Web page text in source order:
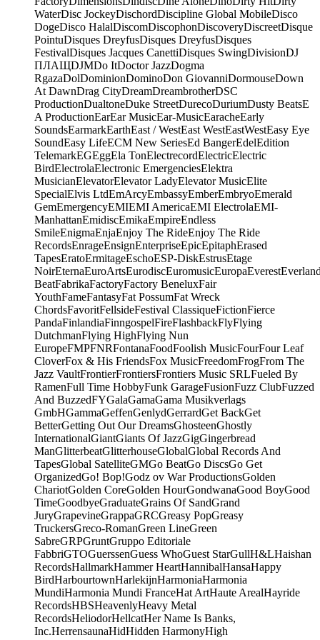
WaterDisc JockeyDischordDiscipline Global MobileDisco
DogeDisco HalalDiscomDiscophonDiscoveryDiscreetDisque
PointuDisques DreyfusDisques DreyfusDisques
FestivalDisques Jacques CanettiDisques SwingDivisionDJ
ПЛАЩDJMDo ItDoctor JazzDogma
RgazaDolDominionDominoDon GiovanniDormouseDown
At DawnDrag CityDreamDreambrotherDSC
ProductionDualtoneDuke StreetDurecoDuriumDusty BeatsE
A ProductionEarEar MusicEar-MusicEaracheEarly
SoundsEarmarkEarthEast / WestEast WestEastWestEasy Eye
SoundEasy LifeECM New SeriesEd BangerEdelEdition
TelemarkEGEggEla TonElectrecordElectricElectric
BirdElectrolaElectronic EmergenciesElektra
MusicianElevatorElevator LadyElevator MusicElite
SpecialElvis LtdEmArcyEmbassyEmberEmbryoEmerald
GemEmergencyEMIEMI AmericaEMI ElectrolaEMI-
ManhattanEmidiscEmikaEmpireEndless
SmileEnigmaEnjaEnjoy The RideEnjoy The Ride
RecordsEnrageEnsignEnterpriseEpicEpitaphErased
TapesEratoErmitageEschoESP-DiskEstrusEtage
NoirEternaEuroArtsEurodiscEuromusicEuropaEverest
BeatFabrikaFactoryFactory BeneluxFair
YouthFameFantasyFat PossumFat Wreck
ChordsFavoritFellsideFestival ClassiqueFictionFierce
PandaFinlandiaFinngospelFireFlashbackFlyFlying
DutchmanFlying HighFlying Nun
EuropeFMPFNRFontanaFoodFoolish MusicFourFour Leaf
CloverFox & His FriendsFox MusicFreedomFrogFrom The
Jazz VaultFrontierFrontiersFrontiers Music SRLFueled By
RamenFull Time HobbyFunk GarageFusionFuzz ClubFuzzed
And BuzzedFYGalaGamaGama Musikverlags
GmbHGammaGeffenGenlydGerrardGet BackGet
BetterGetting Out Our DreamsGhosteenGhostly
InternationalGiantGiants Of JazzGigGingerbread
ManGlitterbeatGlitterhouseGlobalGlobal Records And
TapesGlobal SatelliteGMGo BeatGo DiscsGo Get
OrganizedGo! Bop!Godz ov War ProductionsGolden
ChariotGolden CoreGolden HourGondwanaGood BoyGood
TimeGoodbyeGraduateGrains Of SandGrand
JuryGrapevineGrappaGRCGreasy PopGreasy
TruckersGreco-RomanGreen LineGreen
SabreGRPGruntGruppo Editoriale
FabbriGTOGuerssenGuess WhoGuest StarGullH&LHaishan
RecordsHallmarkHammer HeartHannibalHansaHappy
BirdHarbourtownHarlekijnHarmoniaHarmonia
MundiHarmonia Mundi FranceHat ArtHaute ArealHayride
RecordsHBSHeavenlyHeavy Metal
RecordsHeliodorHellcatHer Name Is Banks,
Inc.HerrensaunaHidHidden HarmonyHigh